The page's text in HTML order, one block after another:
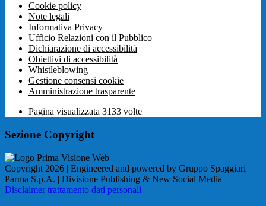
Cookie policy
Note legali
Informativa Privacy
Ufficio Relazioni con il Pubblico
Dichiarazione di accessibilità
Obiettivi di accessibilità
Whistleblowing
Gestione consensi cookie
Amministrazione trasparente
Pagina visualizzata 3133 volte
Sezione Copyright
Copyright 2026 | Engineered and powered by Gruppo Spaggiari
Parma S.p.A. | Divisione Publishing & New Social Media
Disclaimer trattamento dati personali